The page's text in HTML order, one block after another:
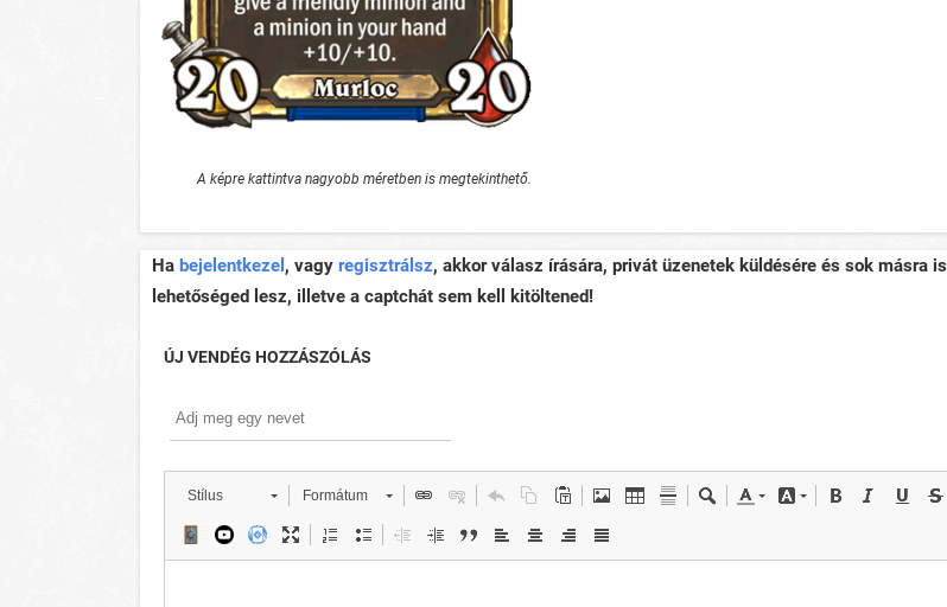
A képre kattintva nagyobb méretben is megtekinthető.
Ha bejelentkezel , vagy regisztrálsz, akkor válasz írására, privát üzenetek küldésére és sok másra is
lehetőséged lesz, illetve a captchát sem kell kitöltened!
ÚJ VENDÉG HOZZÁSZÓLÁS
Stílus Formátum